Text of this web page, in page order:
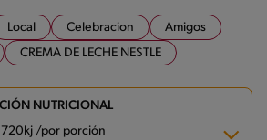
Local Celebracion
Amigos
CREMA DE LECHE NESTLE
NUTRICIONAL
720kj /por porción